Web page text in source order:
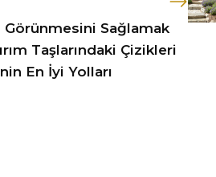
Görünmesini Sağlamak
Taşlarındaki Çizikleri
En İyi Yolları